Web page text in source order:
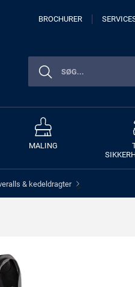
BROCHURER
MALING
& kedeldragter >